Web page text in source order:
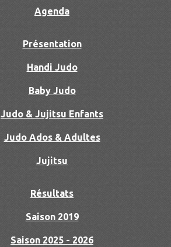
Agenda
Présentation
Handi Judo
Baby Judo
Judo & Jujitsu Enfants
Judo Ados & Adultes
Jujitsu
Résultats
Saison 2019
Saison 2025 - 2026